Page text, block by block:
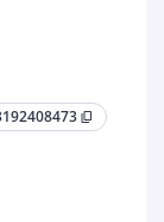
content_copy